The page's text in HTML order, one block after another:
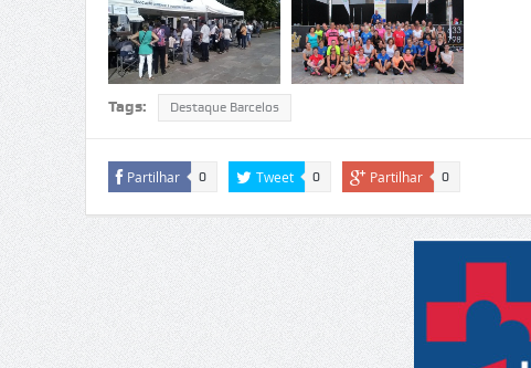
Tags: Destaque Barcelos
Partilhar 0 Tweet 0 Partilhar 0